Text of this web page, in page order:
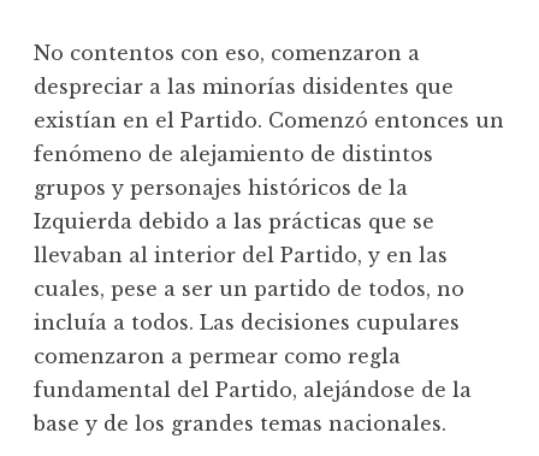
No contentos con eso, comenzaron a
despreciar a las minorías disidentes que
existían en el Partido. Comenzó entonces un
fenómeno de alejamiento de distintos
grupos y personajes históricos de la
Izquierda debido a las prácticas que se
llevaban al interior del Partido, y en las
cuales, pese a ser un partido de todos, no
incluía a todos. Las decisiones cupulares
comenzaron a permear como regla
fundamental del Partido, alejándose de la
base y de los grandes temas nacionales.